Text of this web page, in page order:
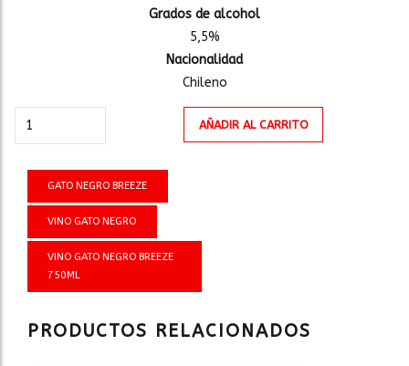
Grados de alcohol
5,5%
Nacionalidad
Chileno
GATO
BREEZE
750ml
AÑADIR AL CARRITO
GATO NEGRO BREEZE
VINO GATO NEGRO
VINO GATO NEGRO BREEZE
750ML
PRODUCTOS RELACIONADOS